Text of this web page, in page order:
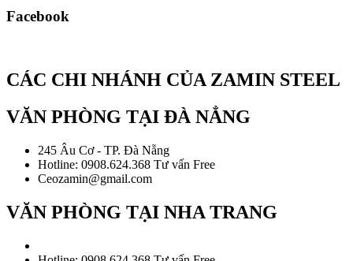
Facebook
CÁC CHI NHÁNH CỦA ZAMIN STEEL
VĂN PHÒNG TẠI ĐÀ NẲNG
245 Âu Cơ - TP. Đà Nẵng
Hotline: 0908.624.368 Tư vấn Free
Ceozamin@gmail.com
VĂN PHÒNG TẠI NHA TRANG